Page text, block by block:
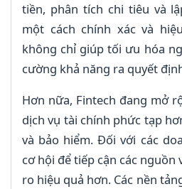
tiền, phân tích chi tiêu và
một cách chính xác và
không chỉ giúp tối ưu hóa
cường khả năng ra quyết
Hơn nữa, Fintech đang mở
dịch vụ tài chính phức tạp
và bảo hiểm. Đối với các
cơ hội để tiếp cận các nguồn
ro hiệu quả hơn. Các nền